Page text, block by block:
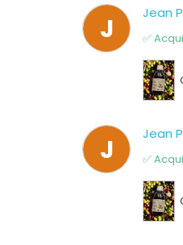
J Jean
✅
J Jean
✅